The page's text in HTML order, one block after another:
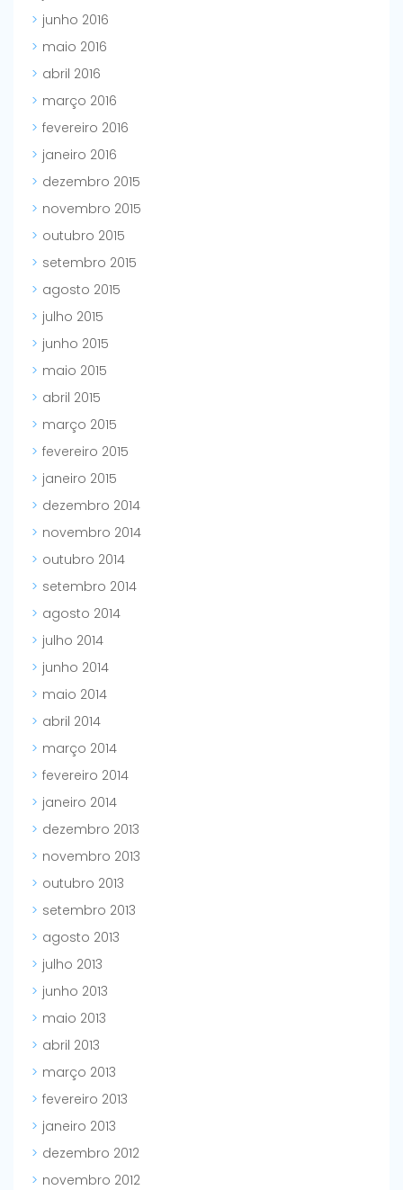
junho 2016
maio 2016
abril 2016
março 2016
fevereiro 2016
janeiro 2016
dezembro 2015
novembro 2015
outubro 2015
setembro 2015
agosto 2015
julho 2015
junho 2015
maio 2015
abril 2015
março 2015
fevereiro 2015
janeiro 2015
dezembro 2014
novembro 2014
outubro 2014
setembro 2014
agosto 2014
julho 2014
junho 2014
maio 2014
abril 2014
março 2014
fevereiro 2014
janeiro 2014
dezembro 2013
novembro 2013
outubro 2013
setembro 2013
agosto 2013
julho 2013
junho 2013
maio 2013
abril 2013
março 2013
fevereiro 2013
janeiro 2013
dezembro 2012
novembro 2012